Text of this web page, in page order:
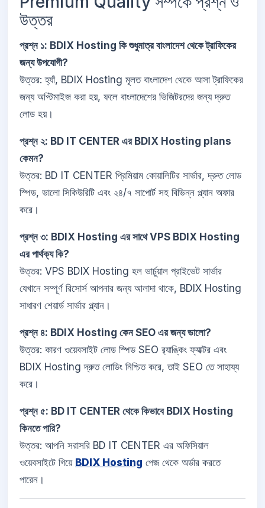
উত্তর
প্রশ্ন ১: BDIX Hosting কি শুধুমাত্র বাংলাদেশ থেকে ট্রাফিকের
জন্য উপযোগী?
উত্তর: হ্যাঁ, BDIX Hosting মূলত বাংলাদেশ থেকে আসা ট্রাফিকের
জন্য অপ্টিমাইজ করা হয়, ফলে বাংলাদেশের ভিজিটরদের জন্য দ্রুত
লোড হয়।
প্রশ্ন ২: BD IT CENTER এর BDIX Hosting plans
কেমন?
উত্তর: BD IT CENTER প্রিমিয়াম কোয়ালিটির সার্ভার, দ্রুত লোড
স্পিড, ভালো সিকিউরিটি এবং ২৪/৭ সাপোর্ট সহ বিভিন্ন প্ল্যান অফার
করে।
প্রশ্ন ৩: BDIX Hosting এর সাথে VPS BDIX Hosting
এর পার্থক্য কি?
উত্তর: VPS BDIX Hosting হল ভার্চুয়াল প্রাইভেট সার্ভার
যেখানে সম্পূর্ণ রিসোর্স আপনার জন্য আলাদা থাকে, BDIX Hosting
সাধারণ শেয়ার্ড সার্ভার প্ল্যান।
প্রশ্ন ৪: BDIX Hosting কেন SEO এর জন্য ভালো?
উত্তর: কারণ ওয়েবসাইট লোড স্পিড SEO র‍্যাঙ্কিং ফ্যাক্টর এবং
BDIX Hosting দ্রুত লোডিং নিশ্চিত করে, তাই SEO তে সাহায্য
করে।
প্রশ্ন ৫: BD IT CENTER থেকে কিভাবে BDIX Hosting
কিনতে পারি?
উত্তর: আপনি সরাসরি BD IT CENTER এর অফিসিয়াল
ওয়েবসাইটে গিয়ে BDIX Hosting পেজ থেকে অর্ডার করতে
পারেন।